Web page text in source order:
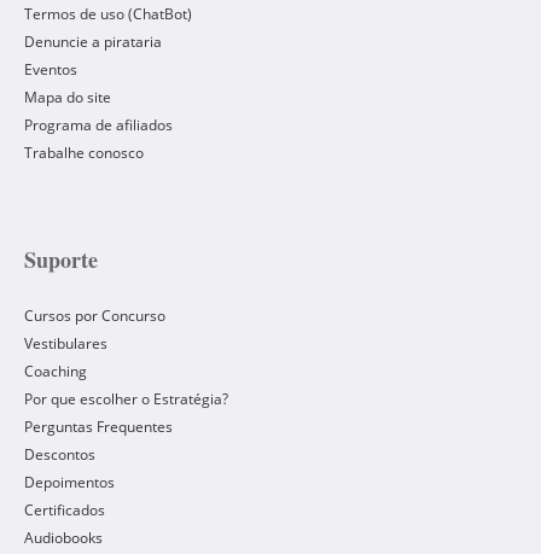
Termos de uso (ChatBot)
Denuncie a pirataria
Eventos
Mapa do site
Programa de afiliados
Trabalhe conosco
Suporte
Cursos por Concurso
Vestibulares
Coaching
Por que escolher o Estratégia?
Perguntas Frequentes
Descontos
Depoimentos
Certificados
Audiobooks